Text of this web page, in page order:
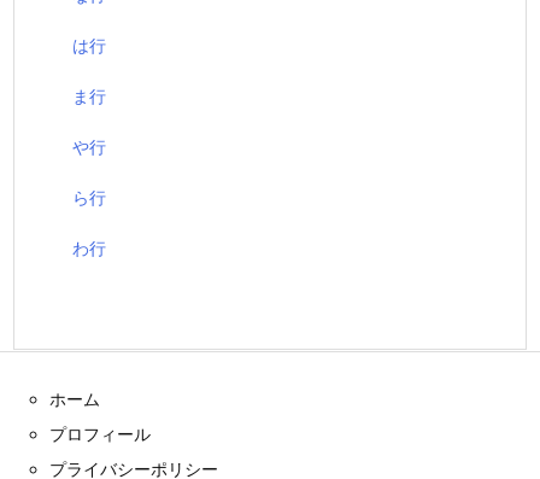
は行
ま行
や行
ら行
わ行
ホーム
プロフィール
プライバシーポリシー